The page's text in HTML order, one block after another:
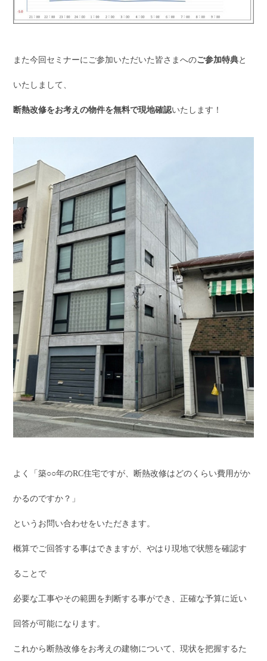
また今回セミナーにご参加いただいた皆さまへのご参加特典と
いたしまして、
断熱改修をお考えの物件を無料で現地確認いたします！
よく「築○○年のRC住宅ですが、断熱改修はどのくらい費用がか
かるのですか？」
というお問い合わせをいただきます。
概算でご回答する事はできますが、やはり現地で状態を確認す
ることで
必要な工事やその範囲を判断する事ができ、正確な予算に近い
回答が可能になります。
これから断熱改修をお考えの建物について、現状を把握するた